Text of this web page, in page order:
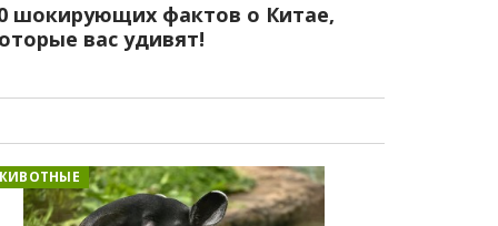
шокирующих фактов о Китае,
вас удивят!